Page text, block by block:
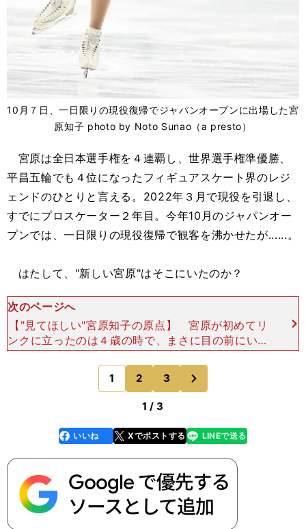
10月７日、一日限りの現役復帰でジャパンオープンに出場した宮
原知子 photo by Noto Sunao（a presto）
宮原は全日本選手権を４連覇し、世界選手権準優勝、
平昌五輪でも４位になったフィギュアスケート界のレジ
ェンドのひとりと言える。2022年３月で現役を引退し、
すでにプロスケーター２年目。今年10月のジャパンオー
プンでは、一日限りの現役復帰で観客を沸かせたが......。
はたして、"新しい宮原"はそこにいたのか？
次のページへ
【"見てほしい"宮原知子の原点】 宮原が初めてリ
ンクに立ったのは４歳の時で、まさに目の前にいる
子どもたちと同じ年頃だった。ーー目をつむって、
そこに映し出される初めてのスケートの光景を思い
出してくださ
1 2 3
1 / 3
faceboo
k
いいね Xでポストする
line LINEで送る